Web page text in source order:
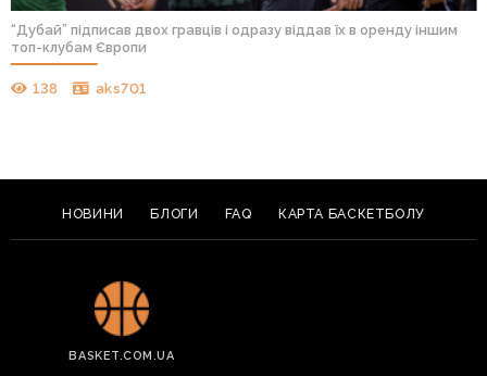
“Дубай” підписав двох гравців і одразу віддав їх в оренду іншим
топ-клубам Європи
138 aks701
НОВИНИ БЛОГИ FAQ КАРТА БАСКЕТБОЛУ
BASKET.COM.UA